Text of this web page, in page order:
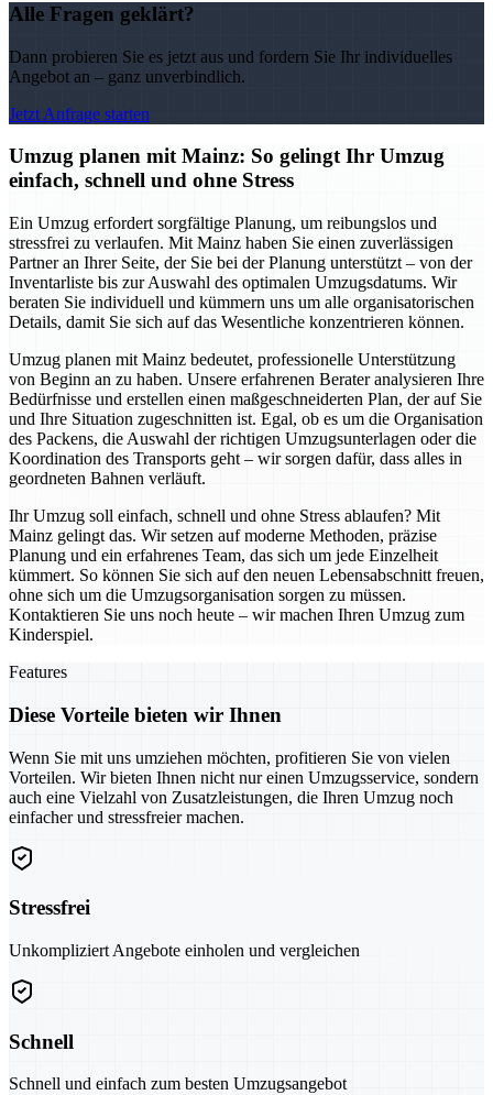
Alle Fragen geklärt?
Dann probieren Sie es jetzt aus und fordern Sie Ihr individuelles
Angebot an – ganz unverbindlich.
Jetzt Anfrage starten
Umzug planen mit Mainz: So gelingt Ihr Umzug
einfach, schnell und ohne Stress
Ein Umzug erfordert sorgfältige Planung, um reibungslos und
stressfrei zu verlaufen. Mit Mainz haben Sie einen zuverlässigen
Partner an Ihrer Seite, der Sie bei der Planung unterstützt – von der
Inventarliste bis zur Auswahl des optimalen Umzugsdatums. Wir
beraten Sie individuell und kümmern uns um alle organisatorischen
Details, damit Sie sich auf das Wesentliche konzentrieren können.
Umzug planen mit Mainz bedeutet, professionelle Unterstützung
von Beginn an zu haben. Unsere erfahrenen Berater analysieren Ihre
Bedürfnisse und erstellen einen maßgeschneiderten Plan, der auf Sie
und Ihre Situation zugeschnitten ist. Egal, ob es um die Organisation
des Packens, die Auswahl der richtigen Umzugsunterlagen oder die
Koordination des Transports geht – wir sorgen dafür, dass alles in
geordneten Bahnen verläuft.
Ihr Umzug soll einfach, schnell und ohne Stress ablaufen? Mit
Mainz gelingt das. Wir setzen auf moderne Methoden, präzise
Planung und ein erfahrenes Team, das sich um jede Einzelheit
kümmert. So können Sie sich auf den neuen Lebensabschnitt freuen,
ohne sich um die Umzugsorganisation sorgen zu müssen.
Kontaktieren Sie uns noch heute – wir machen Ihren Umzug zum
Kinderspiel.
Features
Diese Vorteile bieten wir Ihnen
Wenn Sie mit uns umziehen möchten, profitieren Sie von vielen
Vorteilen. Wir bieten Ihnen nicht nur einen Umzugsservice, sondern
auch eine Vielzahl von Zusatzleistungen, die Ihren Umzug noch
einfacher und stressfreier machen.
Stressfrei
Unkompliziert Angebote einholen und vergleichen
Schnell
Schnell und einfach zum besten Umzugsangebot